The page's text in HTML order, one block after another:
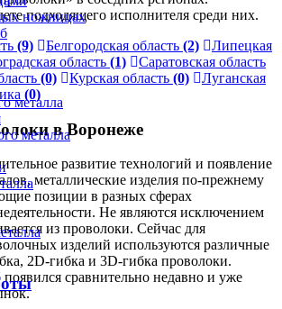
ножницах
металла
металла
подходящего исполнителя среди них.
(9) Белгородская область (2)
Липецкая
область (1)
Саратовская область
(0) Курская область (0)
Луганская
(0)
в Воронеже
развитие технологий и появление
металлические изделия по-прежнему
позиции в разных сферах
Не являются исключением
из проволоки. Сейчас для
изделий используются различные
2D-гибка и 3D-гибка проволоки.
сравнительно недавно и уже